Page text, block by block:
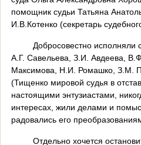
помощник судьи Татьяна
И.В.Котенко (секретарь
Добросовестно исполняли
А.Г. Савельева, З.И. Авдеева,
Максимова, Н.И. Ромашко, З.М.
(Тищенко мировой судья в
настоящими энтузиастами,
интересах, жили делами и
радовались его
Отдельно хочется